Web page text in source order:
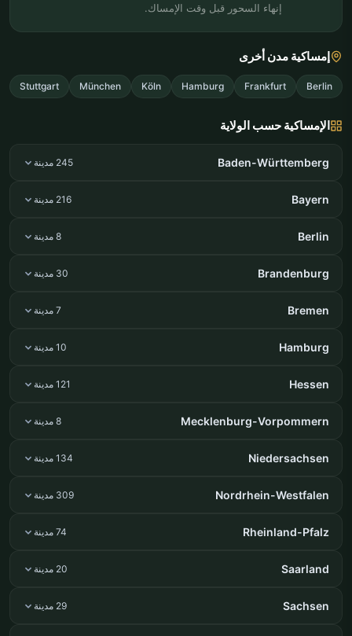
إنهاء السحور قبل وقت الإمساك.
إمساكية مدن أخرى
Berlin
Frankfurt
Hamburg
Köln
München
Stuttgart
الإمساكية حسب الولاية
Baden-Württemberg 245 مدينة
Bayern 216 مدينة
Berlin 8 مدينة
Brandenburg 30 مدينة
Bremen 7 مدينة
Hamburg 10 مدينة
Hessen 121 مدينة
Mecklenburg-Vorpommern 8 مدينة
Niedersachsen 134 مدينة
Nordrhein-Westfalen 309 مدينة
Rheinland-Pfalz 74 مدينة
Saarland 20 مدينة
Sachsen 29 مدينة